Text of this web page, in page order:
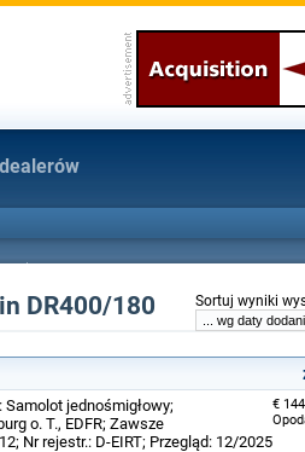
Sortuj wyniki
DR400/180
€
Samolot jednośmigłowy;
o. T., EDFR; Zawsze
Nr rejestr.: D-EIRT; Przegląd: 12/2025